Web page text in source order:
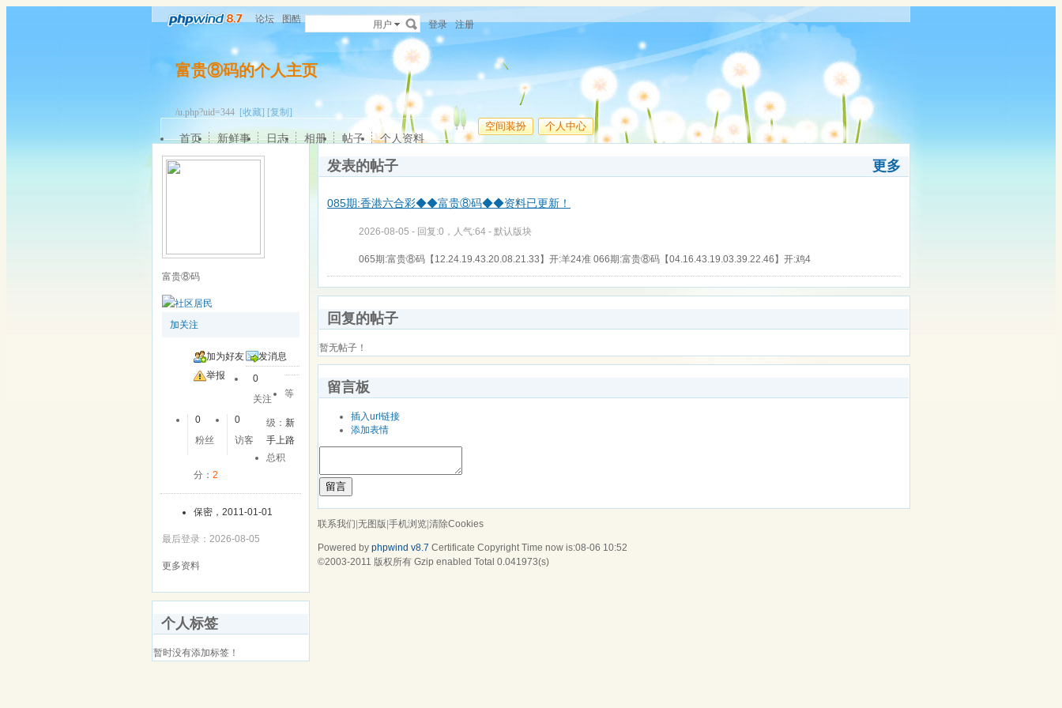
论坛 图酷 用户 登录 注册
富贵⑧码的个人主页
/u.php?uid=344 [收藏] [复制]
空间装扮 个人中心
首页 新鲜事 日志 相册 帖子 个人资料
富贵⑧码
加关注
加为好友
发消息
举报
0
关注
0
粉丝
0
访客
等
级：新
手上路
总积
分： 2
保密，2011-01-01
最后登录：2026-08-05
更多资料
个人标签
暂时没有添加标签！
更多
发表的帖子
085期:香港六合彩◆◆富贵⑧码◆◆资料已更新！
2026-08-05 - 回复:0，人气:64 - 默认版块
065期:富贵⑧码【12.24.19.43.20.08.21.33】开:羊24准 066期:富贵⑧码【04.16.43.19.03.39.22.46】开:鸡4
回复的帖子
暂无帖子！
留言板
插入url链接
添加表情
留言
联系我们|无图版|手机浏览|清除Cookies
Powered by phpwind v8.7 Certificate Copyright Time now is:08-06 10:52
©2003-2011 版权所有 Gzip enabled Total 0.041973(s)